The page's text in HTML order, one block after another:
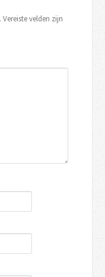
Vereiste velden zijn